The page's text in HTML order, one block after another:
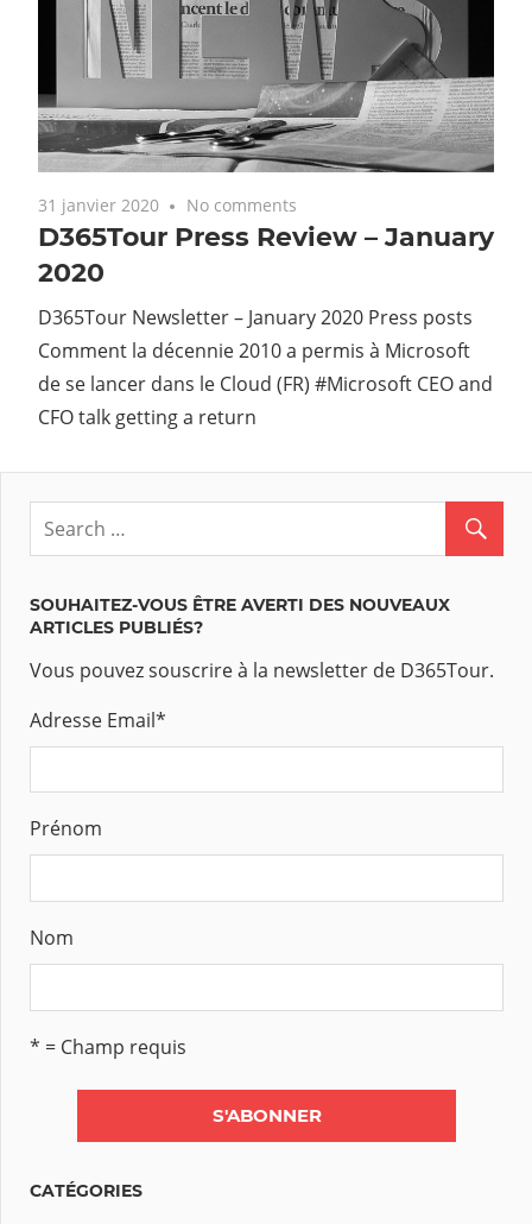
31 janvier 2020 No comments
D365Tour Press Review – January
2020
D365Tour Newsletter – January 2020 Press posts
Comment la décennie 2010 a permis à Microsoft
de se lancer dans le Cloud (FR) #Microsoft CEO and
CFO talk getting a return
SOUHAITEZ-VOUS ÊTRE AVERTI DES NOUVEAUX
ARTICLES PUBLIÉS?
Vous pouvez souscrire à la newsletter de D365Tour.
Adresse Email*
Prénom
Nom
* = Champ requis
CATÉGORIES